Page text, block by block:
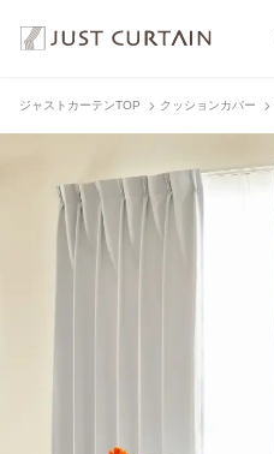
ジャストカーテンTOP クッションカバー